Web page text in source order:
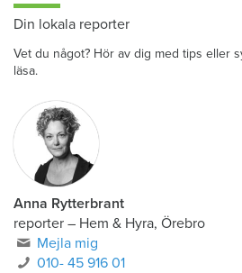
Din lokala reporter
Vet du något? Hör av dig med tips eller
läsa.
Anna Rytterbrant
reporter – Hem & Hyra, Örebro
Mejla mig
010- 45 916 01